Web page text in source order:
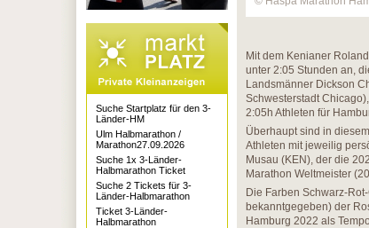
Mit dem Kenianer
unter 2:05 Stunden an,
Landsmänner Dickson
Schwesterstadt
2:05h Athleten für
Überhaupt sind in
Athleten mit jeweilig
Musau (KEN), der die
Marathon Weltmeister
Die Farben Schwarz-
bekanntgegeben) der
Hamburg 2022 als
Suche Startplatz für den 3-
Länder-HM
Ulm Halbmarathon /
Marathon27.09.2026
Suche 1x 3-Länder-
Halbmarathon Ticket
Suche 2 Tickets für 3-
Länder-Halbmarathon
Ticket 3-Länder-
Halbmarathon